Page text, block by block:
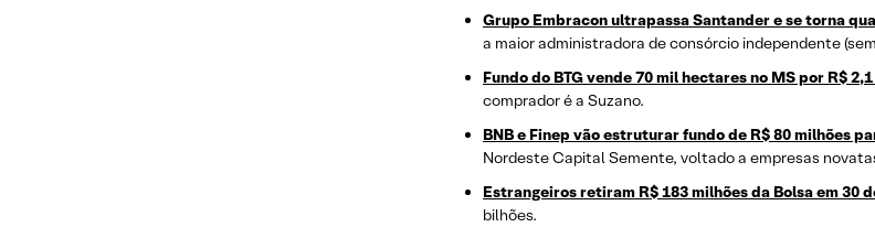
Grupo Embracon ultrapassa Santander e se torna
a maior administradora de consórcio independente
Fundo do BTG vende 70 mil hectares no MS por R$
comprador é a Suzano.
BNB e Finep vão estruturar fundo de R$ 80 milhões
Nordeste Capital Semente, voltado a empresas
Estrangeiros retiram R$ 183 milhões da Bolsa em 30
bilhões.